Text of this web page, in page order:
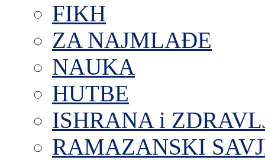
FIKH
ZA NAJMLAĐE
NAUKA
HUTBE
ISHRANA i
RAMAZANSKI